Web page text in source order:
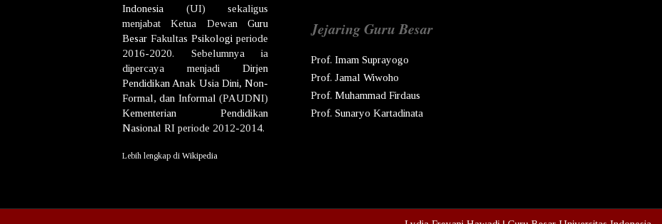
Indonesia (UI) sekaligus
menjabat Ketua Dewan Guru
Besar Fakultas Psikologi periode
2016-2020. Sebelumnya ia
dipercaya menjadi Dirjen
Pendidikan Anak Usia Dini, Non-
Formal, dan Informal (PAUDNI)
Kementerian Pendidikan
Nasional RI periode 2012-2014.
Lebih lengkap di Wikipedia
Jejaring Guru Besar
Prof. Imam Suprayogo
Prof. Jamal Wiwoho
Prof. Muhammad Firdaus
Prof. Sunaryo Kartadinata